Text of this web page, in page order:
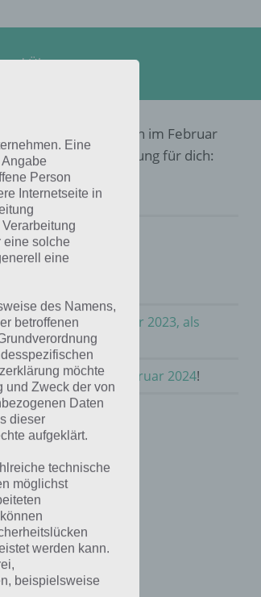
Üben
zu Glückliches Leben im Februar
hier die Lösung für dich:
Jahr, im Februar 2023, als
Leben im Februar 2024!
Eine
Person
Internetseite in
eine solche
eine
des Namens,
betroffenen
möchte
und Zweck der von
Daten
dieser
aufgeklärt.
technische
möglichst
werden kann.
beispielsweise